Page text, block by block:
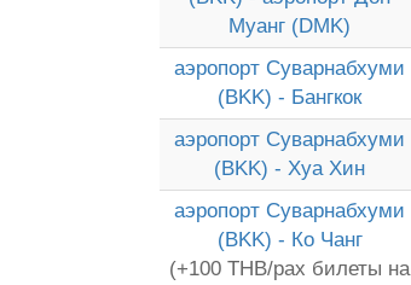
Муанг (DMK)
аэропорт Суварнабхуми
(BKK) - Бангкок
аэропорт Суварнабхуми
(BKK) - Хуа Хин
аэропорт Суварнабхуми
(BKK) - Ко Чанг
(+100 THB/pax билеты на